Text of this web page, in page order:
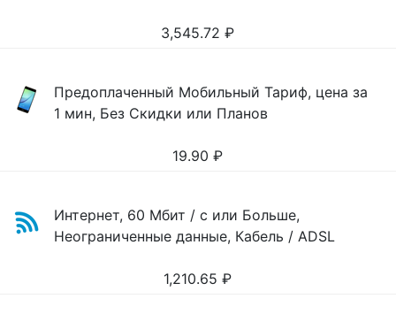
3,545.72 ₽
Предоплаченный Мобильный Тариф, цена за
1 мин, Без Скидки или Планов
19.90 ₽
Интернет, 60 Мбит / с или Больше,
Неограниченные данные, Кабель / ADSL
1,210.65 ₽